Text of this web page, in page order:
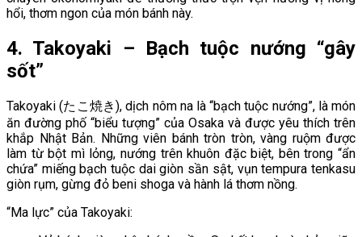
hổi, thơm ngon của món bánh này.
4. Takoyaki – Bạch tuộc nướng “gây
sốt”
Takoyaki (たこ焼き), dịch nôm na là “bạch tuộc nướng”, là món
ăn đường phố “biểu tượng” của Osaka và được yêu thích trên
khắp Nhật Bản. Những viên bánh tròn tròn, vàng ruộm được
làm từ bột mì lỏng, nướng trên khuôn đặc biệt, bên trong “ẩn
chứa” miếng bạch tuộc dai giòn sần sật, vụn tempura tenkasu
giòn rụm, gừng đỏ beni shoga và hành lá thơm nồng.
“Ma lực” của Takoyaki: